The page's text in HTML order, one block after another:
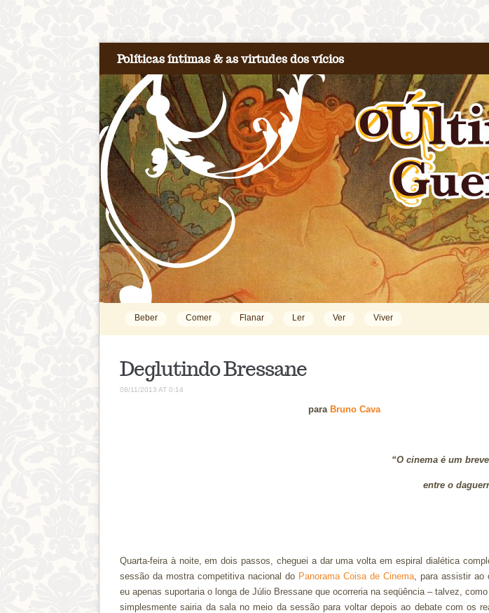
Políticas íntimas & as virtudes dos vícios
Beber Comer Flanar Ler Ver Viver
Deglutindo Bressane
08/11/2013 AT 0:14
para Bruno Cava
“O cinema é um
entre o
Quarta-feira à noite, em dois passos, cheguei a dar uma volta em espiral dialética
sessão da mostra competitiva nacional do Panorama Coisa de Cinema, para assistir ao
eu apenas suportaria o longa de Júlio Bressane que ocorreria na seqüência – talvez,
simplesmente sairia da sala no meio da sessão para voltar depois ao debate com os